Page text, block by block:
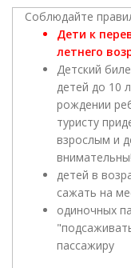
Соблюдайте
Дети к
летнего
Детский
детей до 10
рождении
туристу
взрослым и
внимательны!
детей в
сажать на
одиночных
пассажиру